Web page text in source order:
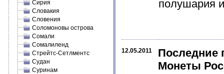
Сирия
Словакия
Словения
Соломоновы острова
Сомали
Сомалиленд
Стрейтс-Сетлментс
Судан
Суринам
полушария
12.05.2011
Последние
Монеты